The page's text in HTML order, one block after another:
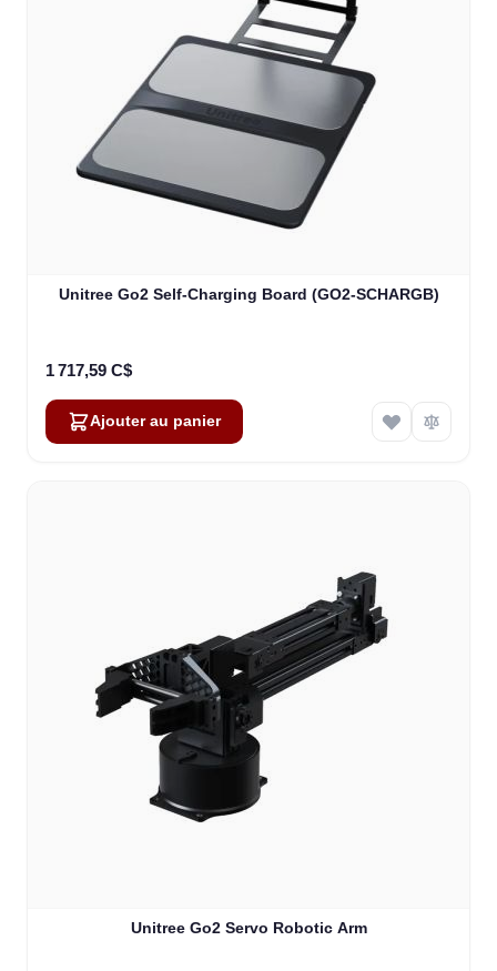
Unitree Go2 Self-Charging Board (GO2-SCHARGB)
1 717,59 C$
Ajouter au panier
Unitree Go2 Servo Robotic Arm